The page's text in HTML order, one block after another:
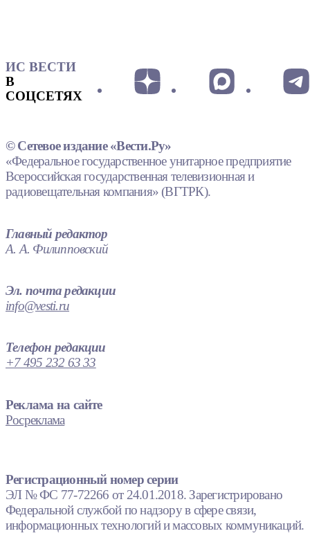
ИС ВЕСТИ
В
СОЦСЕТЯХ
© Сетевое издание «Вести.Ру»
«Федеральное государственное унитарное предприятие
Всероссийская государственная телевизионная и
радиовещательная компания» (ВГТРК).
Главный редактор
А. А. Филипповский
Эл. почта редакции
info@vesti.ru
Телефон редакции
+7 495 232 63 33
Реклама на сайте
Росреклама
Регистрационный номер серии
ЭЛ № ФС 77-72266 от 24.01.2018. Зарегистрировано
Федеральной службой по надзору в сфере связи,
информационных технологий и массовых коммуникаций.